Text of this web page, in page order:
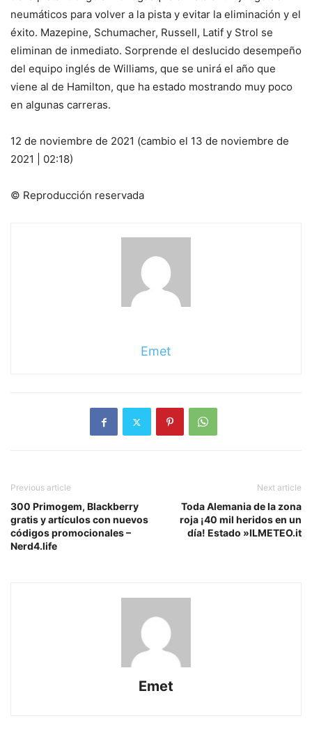
neumáticos para volver a la pista y evitar la eliminación y el
éxito. Mazepine, Schumacher, Russell, Latif y Strol se
eliminan de inmediato. Sorprende el deslucido desempeño
del equipo inglés de Williams, que se unirá el año que
viene al de Hamilton, que ha estado mostrando muy poco
en algunas carreras.
12 de noviembre de 2021 (cambio el 13 de noviembre de
2021 | 02:18)
© Reproducción reservada
Emet
Previous article
300 Primogem, Blackberry
gratis y artículos con nuevos
códigos promocionales –
Nerd4.life
Next article
Toda Alemania de la zona
roja ¡40 mil heridos en un
día! Estado »ILMETEO.it
Emet